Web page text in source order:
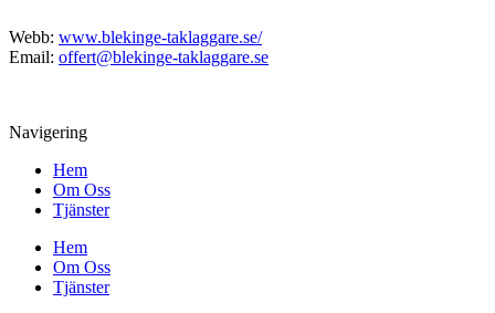
Webb: www.blekinge-taklaggare.se/
Email: offert@blekinge-taklaggare.se
Navigering
Hem
Om Oss
Tjänster
Hem
Om Oss
Tjänster